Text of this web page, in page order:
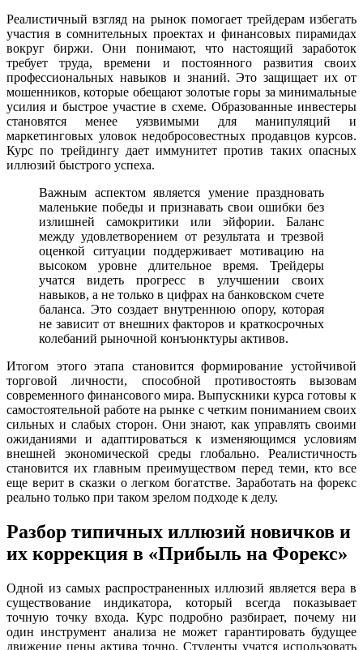
Реалистичный взгляд на рынок помогает трейдерам избегать
участия в сомнительных проектах и финансовых пирамидах
вокруг биржи. Они понимают, что настоящий заработок
требует труда, времени и постоянного развития своих
профессиональных навыков и знаний. Это защищает их от
мошенников, которые обещают золотые горы за минимальные
усилия и быстрое участие в схеме. Образованные инвестеры
становятся менее уязвимыми для манипуляций и
маркетинговых уловок недобросовестных продавцов курсов.
Курс по трейдингу дает иммунитет против таких опасных
иллюзий быстрого успеха.
Важным аспектом является умение праздновать
маленькие победы и признавать свои ошибки без
излишней самокритики или эйфории. Баланс
между удовлетворением от результата и трезвой
оценкой ситуации поддерживает мотивацию на
высоком уровне длительное время. Трейдеры
учатся видеть прогресс в улучшении своих
навыков, а не только в цифрах на банковском счете
баланса. Это создает внутреннюю опору, которая
не зависит от внешних факторов и краткосрочных
колебаний рыночной конъюнктуры активов.
Итогом этого этапа становится формирование устойчивой
торговой личности, способной противостоять вызовам
современного финансового мира. Выпускники курса готовы к
самостоятельной работе на рынке с четким пониманием своих
сильных и слабых сторон. Они знают, как управлять своими
ожиданиями и адаптироваться к изменяющимся условиям
внешней экономической среды глобально. Реалистичность
становится их главным преимуществом перед теми, кто все
еще верит в сказки о легком богатстве. Заработать на форекс
реально только при таком зрелом подходе к делу.
Разбор типичных иллюзий новичков и
их коррекция в «Прибыль на Форекс»
Одной из самых распространенных иллюзий является вера в
существование индикатора, который всегда показывает
точную точку входа. Курс подробно разбирает, почему ни
один инструмент анализа не может гарантировать будущее
движение цены актива точно. Студенты учатся использовать